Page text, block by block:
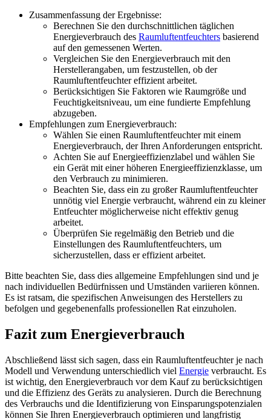
Zusammenfassung der Ergebnisse:
Berechnen Sie den durchschnittlichen täglichen
Energieverbrauch des Raumluftentfeuchters basierend
auf den gemessenen Werten.
Vergleichen Sie den Energieverbrauch mit den
Herstellerangaben, um festzustellen, ob der
Raumluftentfeuchter effizient arbeitet.
Berücksichtigen Sie Faktoren wie Raumgröße und
Feuchtigkeitsniveau, um eine fundierte Empfehlung
abzugeben.
Empfehlungen zum Energieverbrauch:
Wählen Sie einen Raumluftentfeuchter mit einem
Energieverbrauch, der Ihren Anforderungen entspricht.
Achten Sie auf Energieeffizienzlabel und wählen Sie
ein Gerät mit einer höheren Energieeffizienzklasse, um
den Verbrauch zu minimieren.
Beachten Sie, dass ein zu großer Raumluftentfeuchter
unnötig viel Energie verbraucht, während ein zu kleiner
Entfeuchter möglicherweise nicht effektiv genug
arbeitet.
Überprüfen Sie regelmäßig den Betrieb und die
Einstellungen des Raumluftentfeuchters, um
sicherzustellen, dass er effizient arbeitet.
Bitte beachten Sie, dass dies allgemeine Empfehlungen sind und je
nach individuellen Bedürfnissen und Umständen variieren können.
Es ist ratsam, die spezifischen Anweisungen des Herstellers zu
befolgen und gegebenenfalls professionellen Rat einzuholen.
Fazit zum Energieverbrauch
Abschließend lässt sich sagen, dass ein Raumluftentfeuchter je nach
Modell und Verwendung unterschiedlich viel Energie verbraucht. Es
ist wichtig, den Energieverbrauch vor dem Kauf zu berücksichtigen
und die Effizienz des Geräts zu analysieren. Durch die Berechnung
des Verbrauchs und die Identifizierung von Einsparungspotenzialen
können Sie Ihren Energieverbrauch optimieren und langfristig